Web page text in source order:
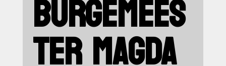
BURGEMEES
TER MAGDA